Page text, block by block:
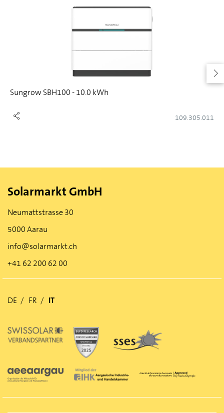
Sungrow SBH100 - 10.0 kWh
109.305.011
Solarmarkt GmbH
Neumattstrasse 30
5000 Aarau
info@solarmarkt.ch
+41 62 200 62 00
DE FR IT